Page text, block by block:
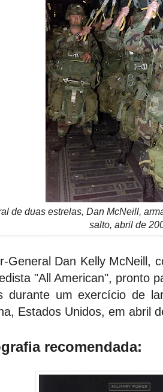
de duas estrelas, Dan McNeill,
salto, abril de
General Dan Kelly McNeill,
"All American", pronto
durante um exercício de
Estados Unidos, em abril
recomendada: